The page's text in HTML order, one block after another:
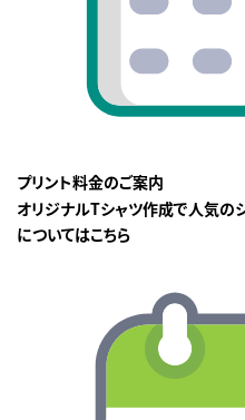
プリント料金のご案内
オリジナルTシャツ作成で人気の
についてはこちら